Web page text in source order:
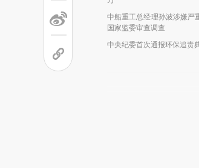
中船重工总经理孙波涉嫌严
国家监委审查调查
中央纪委首次通报环保追责